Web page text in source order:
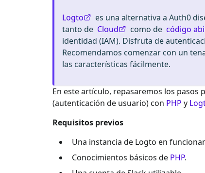
Logto
es una alternativa a Auth0
tanto de Cloud como de código
identidad (IAM). Disfruta de
Recomendamos comenzar con un
las características fácilmente.
En este artículo, repasaremos los
(autenticación de usuario) con PHP y
Requisitos previos
Una instancia de Logto en
Conocimientos básicos de PHP.